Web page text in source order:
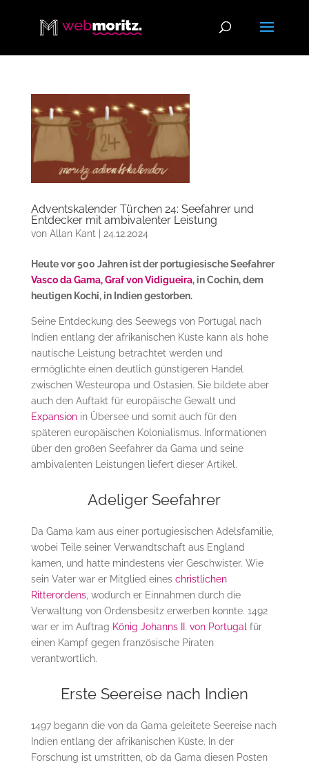
Adventskalender Türchen 24: Seefahrer und
Entdecker mit ambivalenter Leistung
von Allan Kant| 24.12.2024
Heute vor 500 Jahren ist der portugiesische Seefahrer
Vasco da Gama, Graf von Vidigueira, in Cochin, dem
heutigen Kochi, in Indien gestorben.
Seine Entdeckung des Seewegs von Portugal nach
Indien entlang der afrikanischen Küste kann als hohe
nautische Leistung betrachtet werden und
ermöglichte einen deutlich günstigeren Handel
zwischen Westeuropa und Ostasien. Sie bildete aber
auch den Auftakt für europäische Gewalt und
Expansionin Übersee und somit auch für den
späteren europäischen Kolonialismus. Informationen
über den großen Seefahrer da Gama und seine
ambivalenten Leistungen liefert dieser Artikel.
Adeliger Seefahrer
Da Gama kam aus einer portugiesischen Adelsfamilie,
wobei Teile seiner Verwandtschaft aus England
kamen, und hatte mindestens vier Geschwister. Wie
sein Vater war er Mitglied eines christlichen
Ritterordens, wodurch er Einnahmen durch die
Verwaltung von Ordensbesitz erwerben konnte. 1492
war er im Auftrag König Johanns II. von Portugalfür
einen Kampf gegen französische Piraten
verantwortlich.
Erste Seereise nach Indien
1497 begann die von da Gama geleitete Seereise nach
Indien entlang der afrikanischen Küste. In der
Forschung ist umstritten, ob da Gama diesen Posten